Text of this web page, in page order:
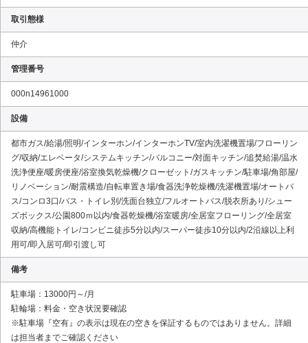
取引態様
仲介
管理番号
000n14961000
設備
都市ガス/給湯/照明/インターホン/インターホンTV/室内洗濯機置場/フローリン
グ/収納/エレベータ/システムキッチン/バルコニー/対面キッチン/追焚給湯/温水
洗浄便座/暖房便座/浴室換気乾燥機/クローゼット/ガスキッチン/駐車場/角部屋/
リノベーション/耐震構造/自転車置き場/食器洗浄乾燥機/洗濯機置場/オートバ
ス/コンロ3口/バス・トイレ別/洗面台独立/フルオートバス/脱衣所あり/シュー
ズボックス/公園800ｍ以内/食器乾燥機/浴室暖房/全居室フローリング/全居室
収納/高機能トイレ/コンビニ徒歩5分以内/スーパー徒歩10分以内/2沿線以上利
用可/即入居可/即引渡し可
備考
駐車場：13000円～/月
駐輪場：料金・空き状況要確認
※駐車場『空有』の表示は現在の空きを保証するものではありません。詳細
は担当者までご確認ください